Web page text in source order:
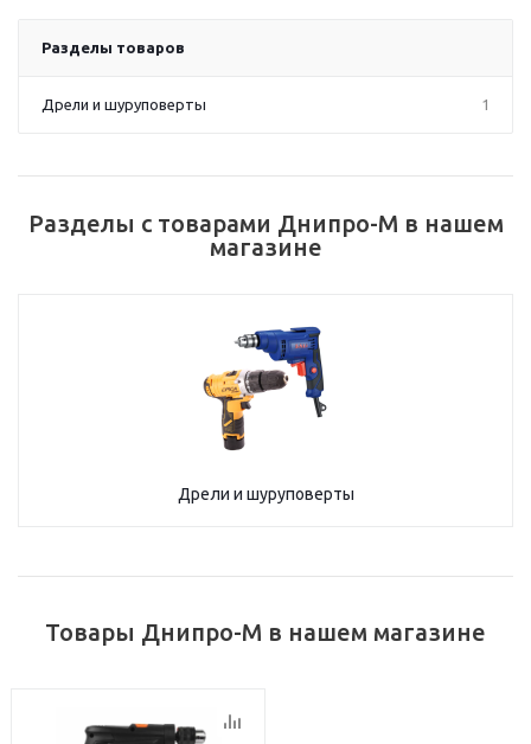
Разделы товаров
Дрели и шуруповерты 1
Разделы с товарами Днипро-М в нашем
магазине
Дрели и шуруповерты
Товары Днипро-М в нашем магазине